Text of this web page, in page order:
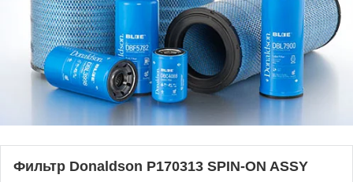
Фильтр Donaldson P170313 SPIN-ON ASSY